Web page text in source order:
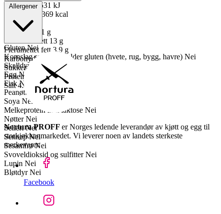
Energi kJ 1531 kJ
369 kcal
Fett 30 g
Mettet fett
11 g
Enumettet fett 13 g
Flerumettet fett 3.9 g
Karbohydrater
Sukkerarter
2 g
Proteiner
23 g
Salt 4.8 g
Allergener
Gluten Nei
Kornslag som inneholder gluten (hvete, rug, bygg, havre) Nei
Skalldyr
Nei
Egg Nei
Fisk Nei
Peanøtter
Nei
Soya Nei
Melkeprotein inkl laktose Nei
Nøtter Nei
Selleri Nei
Sennep Nei
Sesamfrø Nei
Svoveldioksid og sulfitter Nei
Lupin Nei
Bløtdyr Nei
Nortura PROFF er Norges ledende leverandør av kjøtt og egg til
storkjøkkenmarkedet. Vi leverer noen av landets sterkeste
merkevarer.
Facebook